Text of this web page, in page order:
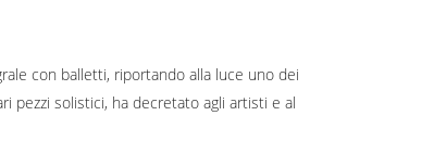
con balletti, riportando alla luce uno dei
pezzi solistici, ha decretato agli artisti e al